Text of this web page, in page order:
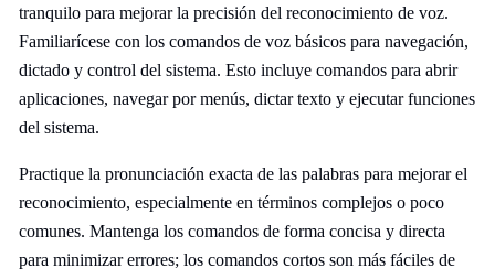
tranquilo para mejorar la precisión del reconocimiento de voz.
Familiarícese con los comandos de voz básicos para navegación,
dictado y control del sistema. Esto incluye comandos para abrir
aplicaciones, navegar por menús, dictar texto y ejecutar funciones
del sistema.
Practique la pronunciación exacta de las palabras para mejorar el
reconocimiento, especialmente en términos complejos o poco
comunes. Mantenga los comandos de forma concisa y directa
para minimizar errores; los comandos cortos son más fáciles de